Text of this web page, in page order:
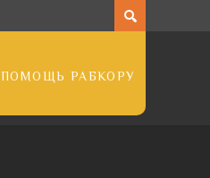
ПОМОЩЬ РАБКОРУ